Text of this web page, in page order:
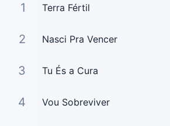
1 Terra Fértil
2 Nasci Pra Vencer
3 Tu És a Cura
4 Vou Sobreviver